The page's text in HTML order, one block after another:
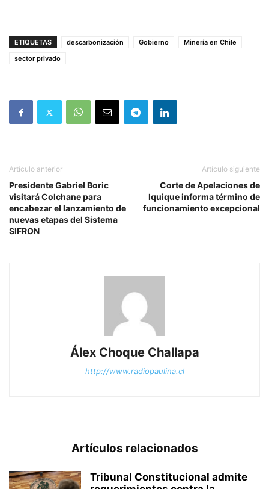
ETIQUETAS descarbonización Gobierno
Minería en Chile
sector privado
Artículo anterior
Presidente Gabriel Boric
visitará Colchane para
encabezar el lanzamiento de
nuevas etapas del Sistema
SIFRON
Artículo siguiente
Corte de Apelaciones de
Iquique informa término de
funcionamiento excepcional
Álex Choque Challapa
http://www.radiopaulina.cl
Artículos relacionados
Tribunal Constitucional admite